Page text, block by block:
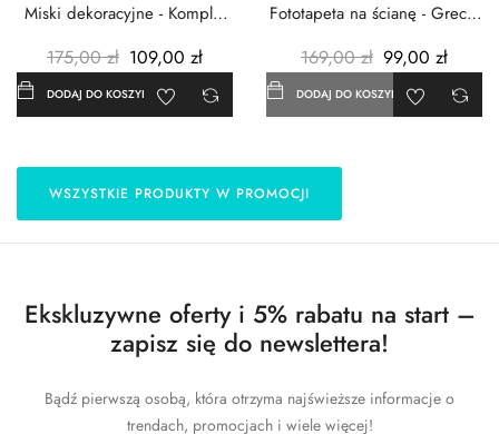
Miski dekoracyjne - Komplet
175,00 zł 109,00 zł
DODAJ DO KOSZYKA
Fototapeta na ścianę - Grecja
169,00 zł 99,00 zł
DODAJ DO KOSZYKA
WSZYSTKIE PRODUKTY W PROMOCJI
Ekskluzywne oferty i 5% rabatu na start –
zapisz się do newslettera!
Bądź pierwszą osobą, która otrzyma najświeższe informacje o
trendach, promocjach i wiele więcej!